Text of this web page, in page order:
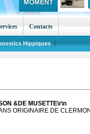
&DE MUSETTE\r\n
ORIGINAIRE DE
Contacts
Hippiques